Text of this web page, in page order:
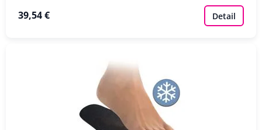
39,54 € Detail